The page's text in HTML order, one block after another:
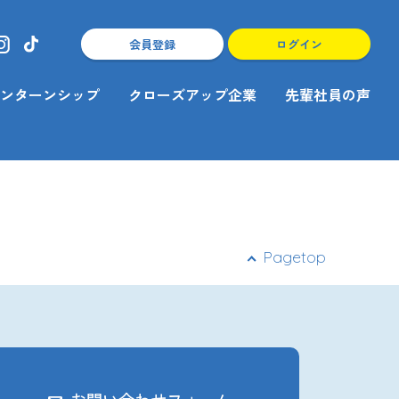
ターンシップ クローズアップ企業 先輩社員の声
会員登録 ログイン
Pagetop